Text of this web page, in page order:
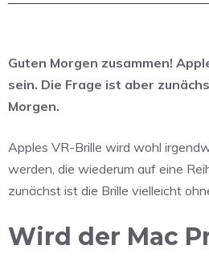
Guten Morgen zusammen!
sein. Die Frage ist aber
Morgen.
Apples VR-Brille wird wohl
werden, die wiederum auf eine
zunächst ist die Brille vielleicht
Wird der Mac